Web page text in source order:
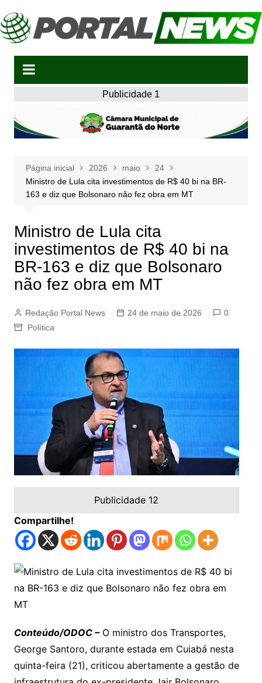
para
o
Publicidade 1
Página inicial 2026 maio
24
Ministro de Lula cita investimentos de R$ 40 bi na BR-
163 e diz que Bolsonaro não fez obra em MT
Ministro de Lula cita
investimentos de R$ 40 bi na
BR-163 e diz que Bolsonaro
não fez obra em MT
Redação Portal News 24 de maio de 2026
0
Política
Publicidade 12
Compartilhe!
Conteúdo/ODOC –O ministro dos Transportes,
George Santoro, durante estada em Cuiabá nesta
quinta-feira (21), criticou abertamente a gestão de